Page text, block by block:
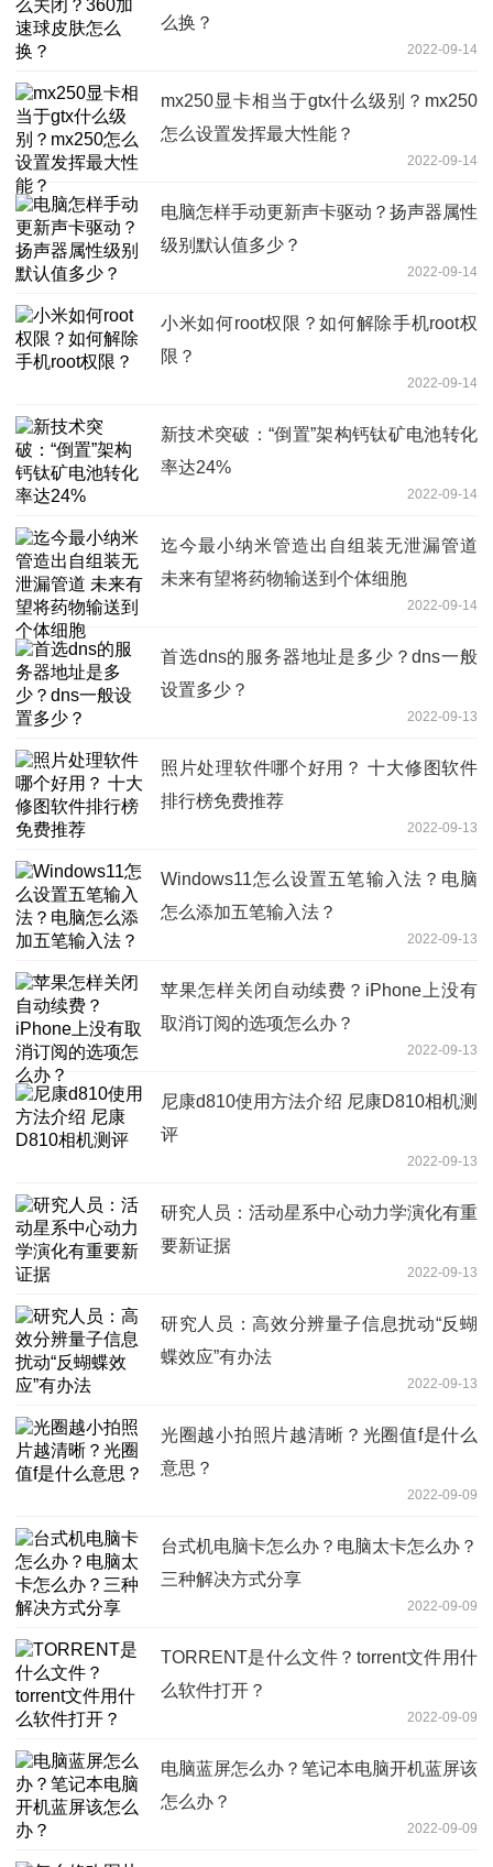
么换？
2022-09-14
mx250显卡相当于gtx什么级别？mx250
怎么设置发挥最大性能？
2022-09-14
电脑怎样手动更新声卡驱动？扬声器属性
级别默认值多少？
2022-09-14
小米如何root权限？如何解除手机root权
限？
2022-09-14
新技术突破：“倒置”架构钙钛矿电池转化
率达24%
2022-09-14
迄今最小纳米管造出自组装无泄漏管道
未来有望将药物输送到个体细胞
2022-09-14
首选dns的服务器地址是多少？dns一般
设置多少？
2022-09-13
照片处理软件哪个好用？ 十大修图软件
排行榜免费推荐
2022-09-13
Windows11怎么设置五笔输入法？电脑
怎么添加五笔输入法？
2022-09-13
苹果怎样关闭自动续费？iPhone上没有
取消订阅的选项怎么办？
2022-09-13
尼康d810使用方法介绍 尼康D810相机测
评
2022-09-13
研究人员：活动星系中心动力学演化有重
要新证据
2022-09-13
研究人员：高效分辨量子信息扰动“反蝴
蝶效应”有办法
2022-09-13
光圈越小拍照片越清晰？光圈值f是什么
意思？
2022-09-09
台式机电脑卡怎么办？电脑太卡怎么办？
三种解决方式分享
2022-09-09
TORRENT是什么文件？torrent文件用什
么软件打开？
2022-09-09
电脑蓝屏怎么办？笔记本电脑开机蓝屏该
怎么办？
2022-09-09